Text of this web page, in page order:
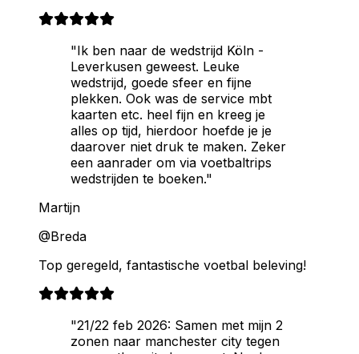
"Ik ben naar de wedstrijd Köln -
Leverkusen geweest. Leuke
wedstrijd, goede sfeer en fijne
plekken. Ook was de service mbt
kaarten etc. heel fijn en kreeg je
alles op tijd, hierdoor hoefde je je
daarover niet druk te maken. Zeker
een aanrader om via voetbaltrips
wedstrijden te boeken."
Martijn
@Breda
Top geregeld, fantastische voetbal beleving!
"21/22 feb 2026: Samen met mijn 2
zonen naar manchester city tegen